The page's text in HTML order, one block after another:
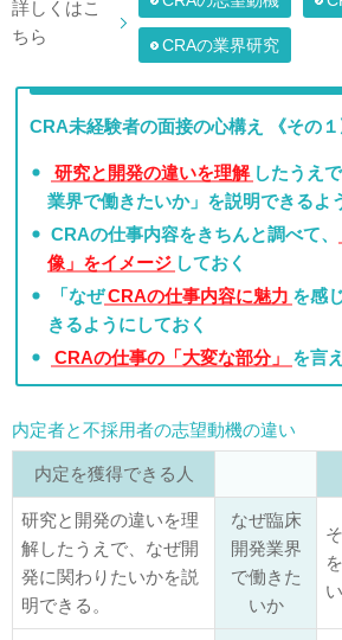
詳しくはこ
ちら
CRAの業界研究
CRA未経験者の面接の心構え 《その１
研究と開発の違いを理解 したうえ
業界で働きたいか」を説明できるよ
CRAの仕事内容をきちんと調べて、
像」をイメージ しておく
「なぜCRAの仕事内容に魅力 を感
きるようにしておく
CRAの仕事の「大変な部分」
を言
内定者と不採用者の志望動機の違い
内定を獲得できる人
研究と開発の違いを理
解したうえで、なぜ開
発に関わりたいかを説
明できる。
なぜ臨床
開発業界
で働きた
いか
い